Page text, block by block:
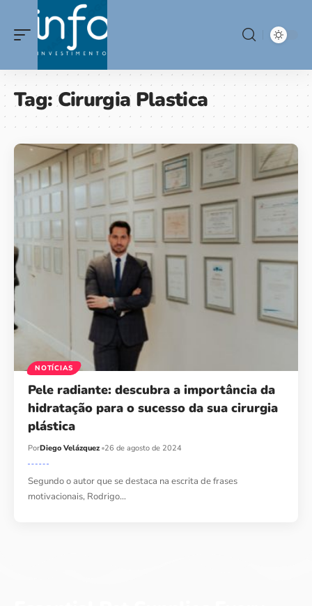
Tag:Cirurgia Plastica
NOTÍCIAS
Pele radiante: descubra a importância da
hidratação para o sucesso da sua cirurgia
plástica
PorDiego Velázquez 26 de agosto de 2024
Segundo o autor que se destaca na escrita de frases
motivacionais, Rodrigo…